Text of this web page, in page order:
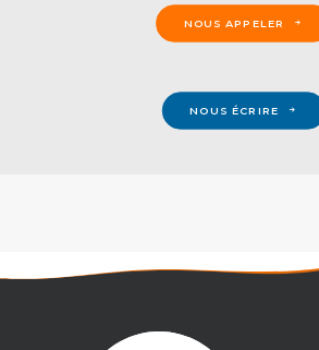
NOUS APPELER
NOUS ÉCRIRE